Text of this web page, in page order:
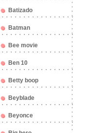
Batizado
Batman
Bee movie
Ben 10
Betty boop
Beyblade
Beyonce